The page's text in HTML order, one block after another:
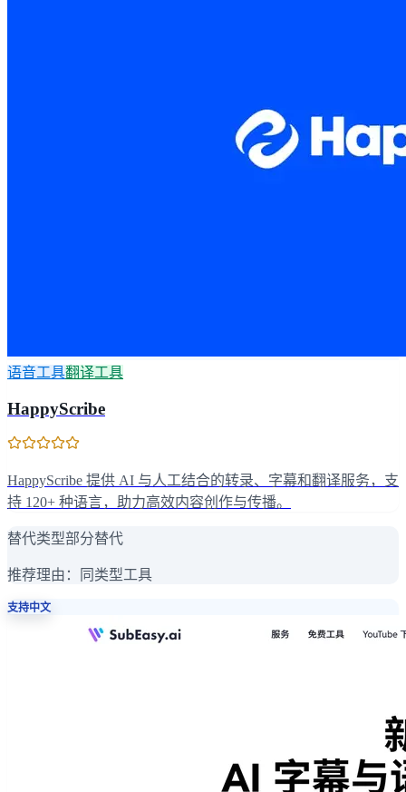
语音工具翻译工具
HappyScribe
HappyScribe 提供 AI 与人工结合的转录、字幕和翻译服务，支
持 120+ 种语言，助力高效内容创作与传播。
替代类型部分替代
推荐理由： 同类型工具
支持中文